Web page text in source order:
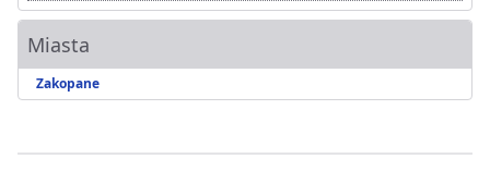
Miasta
Zakopane